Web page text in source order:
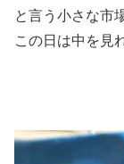
と言う小さな市
この日は中を見